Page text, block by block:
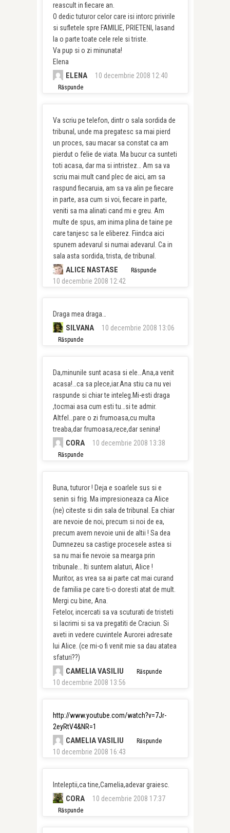
reascult in fiecare an.
O dedic tuturor celor care isi intorc privirile
si sufletele spre FAMILIE, PRIETENI, lasand
la o parte toate cele rele si triste.
Va pup si o zi minunata!
Elena
ELENA 10 decembrie 2008 12:40
Răspunde
Va scriu pe telefon, dintr o sala sordida de
tribunal, unde ma pregatesc sa mai pierd
un proces, sau macar sa constat ca am
pierdut o felie de viata. Ma bucur ca sunteti
toti acasa, dar ma si intristez… Am sa va
scriu mai mult cand plec de aici, am sa
raspund fiecaruia, am sa va alin pe fiecare
in parte, asa cum si voi, fiecare in parte,
veniti sa ma alinati cand mi e greu. Am
multe de spus, am inima plina de taine pe
care tanjesc sa le eliberez. Fiindca aici
spunem adevarul si numai adevarul. Ca in
sala asta sordida, trista, de tribunal.
ALICE NASTASE
10 decembrie 2008 12:42
Răspunde
Draga mea draga…
SILVANA 10 decembrie 2008 13:06
Răspunde
Da,minunile sunt acasa si ele…Ana,a venit
acasa!…ca sa plece,iar.Ana stiu ca nu vei
raspunde si chiar te inteleg.Mi-esti draga
,tocmai asa cum esti tu…si te admir.
Altfel…pare o zi frumoasa,cu multa
treaba,dar frumoasa,rece,dar senina!
CORA 10 decembrie 2008 13:38
Răspunde
Buna, tuturor ! Deja e soarlele sus si e
senin si frig. Ma impresioneaza ca Alice
(ne) citeste si din sala de tribunal. Ea chiar
are nevoie de noi, precum si noi de ea,
precum avem nevoie unii de altii ! Sa dea
Dumnezeu sa castige procesele astea si
sa nu mai fie nevoie sa mearga prin
tribunale… Iti suntem alaturi, Alice !
Muritor, as vrea sa ai parte cat mai curand
de familia pe care ti-o doresti atat de mult.
Mergi cu bine, Ana.
Fetelor, incercati sa va scuturati de tristeti
si lacrimi si sa va pregatiti de Craciun. Si
aveti in vedere cuvintele Aurorei adresate
lui Alice. (ce mi-o fi venit mie sa dau atatea
sfaturi??)
CAMELIA VASILIU
10 decembrie 2008 13:56
Răspunde
http://www.youtube.com/watch?v=7Jr-
2eyRtV4&NR=1
CAMELIA VASILIU
10 decembrie 2008 16:43
Răspunde
Inteleptii,ca tine,Camelia,adevar graiesc.
CORA 10 decembrie 2008 17:37
Răspunde